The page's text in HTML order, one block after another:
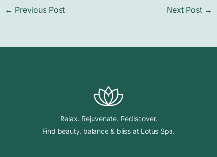
← Previous Post Next Post →
Relax. Rejuvenate. Rediscover.
Find beauty, balance & bliss at Lotus Spa.